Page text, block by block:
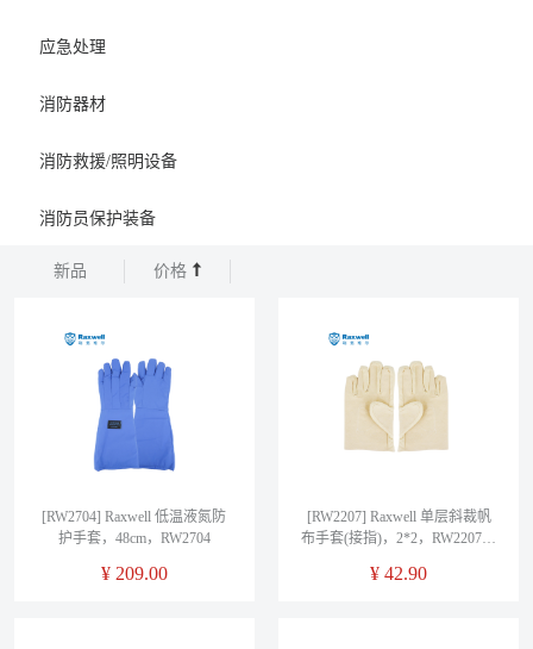
应急处理
消防器材
消防救援/照明设备
消防员保护装备
新品 价格
[RW2704] Raxwell 低温液氮防
护手套，48cm，RW2704
¥ 209.00
[RW2207] Raxwell 单层斜裁帆
布手套(接指)，2*2，RW2207，
¥42.90